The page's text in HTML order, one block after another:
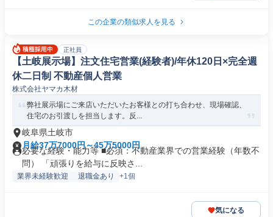
この企業の類似求人を見る
正社員
【土岐展示場】注文住宅営業(経験者)/年休120日×完全週
休二日制 不動産個人営業
株式会社ヤマカ木材
弊社展示場にご来店いただいたお客様との打ち合わせ、現場確認、
住宅のお引渡しを担当します。反...
岐阜県土岐市
月給37万7000円～45万5000円
必要な経験・能力等 ■必須：不動産業界での営業経験（年数不
問） 「頑張りを給与に反映さ...
業界未経験歓迎 退職金あり +1個
気になる